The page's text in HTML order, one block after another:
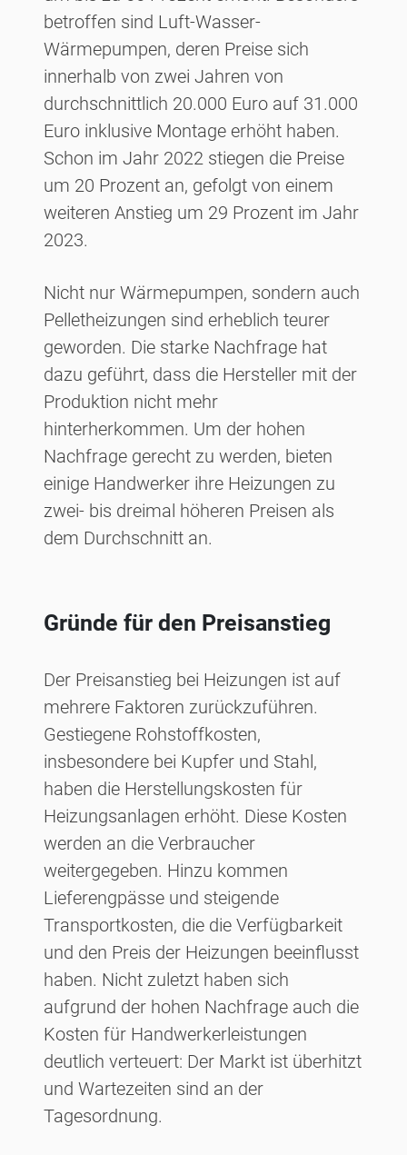
betroffen sind Luft-Wasser-
Wärmepumpen, deren Preise sich
innerhalb von zwei Jahren von
durchschnittlich 20.000 Euro auf 31.000
Euro inklusive Montage erhöht haben.
Schon im Jahr 2022 stiegen die Preise
um 20 Prozent an, gefolgt von einem
weiteren Anstieg um 29 Prozent im Jahr
2023.
Nicht nur Wärmepumpen, sondern auch
Pelletheizungen sind erheblich teurer
geworden. Die starke Nachfrage hat
dazu geführt, dass die Hersteller mit der
Produktion nicht mehr
hinterherkommen. Um der hohen
Nachfrage gerecht zu werden, bieten
einige Handwerker ihre Heizungen zu
zwei- bis dreimal höheren Preisen als
dem Durchschnitt an.
Gründe für den Preisanstieg
Der Preisanstieg bei Heizungen ist auf
mehrere Faktoren zurückzuführen.
Gestiegene Rohstoffkosten,
insbesondere bei Kupfer und Stahl,
haben die Herstellungskosten für
Heizungsanlagen erhöht. Diese Kosten
werden an die Verbraucher
weitergegeben. Hinzu kommen
Lieferengpässe und steigende
Transportkosten, die die Verfügbarkeit
und den Preis der Heizungen beeinflusst
haben. Nicht zuletzt haben sich
aufgrund der hohen Nachfrage auch die
Kosten für Handwerkerleistungen
deutlich verteuert: Der Markt ist überhitzt
und Wartezeiten sind an der
Tagesordnung.